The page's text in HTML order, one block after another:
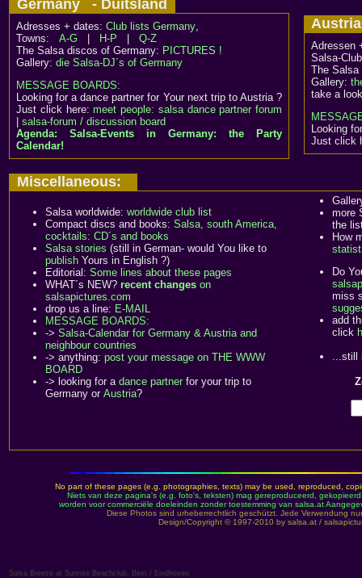
Germany - Duitsland
Adresses + dates: Club lists Germany
Towns: A-G | H-P | Q-Z
The Salsa discos of Germany: PICTURES !
Gallery: die Salsa-DJ´s of Germany
MESSAGE BOARDS:
Looking for a dance partner for Your next trip to Austria ?
Just click here:meet people: salsa dance partner forum
| salsa-forum / discussion board
Agenda: Salsa-Events in Germany: the Party
Calendar!
Adressen
Salsa-
The
Gallery:
take a
Looking
Just click
Miscellaneous:
Salsa worldwide: worldwide club list
Compact discs and books: Salsa, south America,
cocktails: CD´s and books
Salsa stories (still in German- would You like to
publish Yours in English ?)
Editorial: Some lines about these pages
WHAT´s NEW? recent changes on
salsapictures.com
drop us a line: E-MAIL
MESSAGE BOARDS:
-> Salsa-Calendar for Germany & Austria and
neighbour countries
-> anything: post your message on THE WWW
BOARD
-> looking for a dance partnerfor your trip to
Germany or Austria?
more
the
How
Do
miss
add
click
No part of these pages (e.g. photographies, texts) may be used, reproduced,
Niets van deze pagina's (e.g. foto's, teksten) mag gereproduceerd,
worden voor commerciële doeleinden zonder toestemming van salsa.at
Diese Photos sind urheberrechtlich geschützt. Jede Verwendung
Design/Copyright © 1997-2010 by salsa.at /
Salsa Breeze at Sunrise Beachclub, Best / Eindhoven